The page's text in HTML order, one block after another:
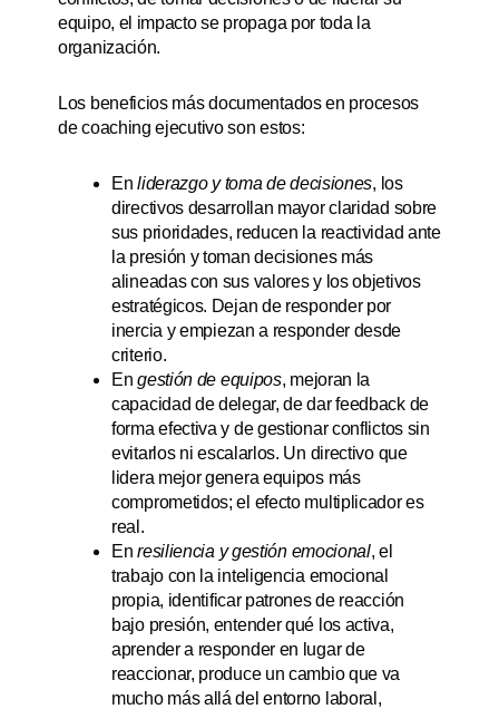
equipo, el impacto se propaga por toda la
organización.
Los beneficios más documentados en procesos
de coaching ejecutivo son estos:
Enliderazgo y toma de decisiones, los
directivos desarrollan mayor claridad sobre
sus prioridades, reducen la reactividad ante
la presión y toman decisiones más
alineadas con sus valores y los objetivos
estratégicos. Dejan de responder por
inercia y empiezan a responder desde
criterio.
Engestión de equipos, mejoran la
capacidad de delegar, de dar feedback de
forma efectiva y de gestionar conflictos sin
evitarlos ni escalarlos. Un directivo que
lidera mejor genera equipos más
comprometidos; el efecto multiplicador es
real.
Enresiliencia y gestión emocional, el
trabajo con la inteligencia emocional
propia, identificar patrones de reacción
bajo presión, entender qué los activa,
aprender a responder en lugar de
reaccionar, produce un cambio que va
mucho más allá del entorno laboral,